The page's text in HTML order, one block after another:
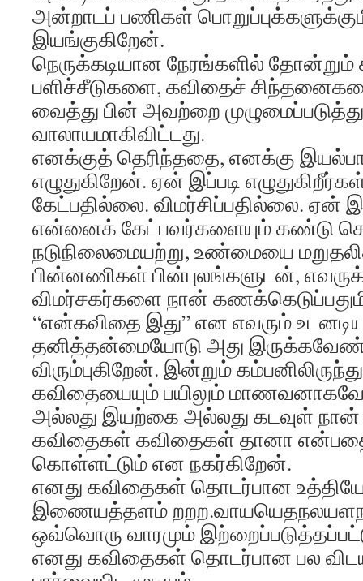
அன்றாடப் பணிகள்
இயங்குகிறேன்.
நெருக்கடியான நேரங்களில்
பளிச்சீடுகளை, கவிதைச்
வைத்து பின் அவற்றை
வாலாயமாகிவிட்டது.
எனக்குத் தெரிந்ததை, எனக்கு
எழுதுகிறேன். ஏன் இப்படி
கேட்பதில்லை. விமர்சிப்பதில்லை. ஏன்
என்னைக் கேட்பவர்களையும் கண்டு
நடுநிலைமையற்று, உண்மையை
பின்னணிகள் பின்புலங்களுடன்,
விமர்சகர்களை நான்
“என்கவிதை இது” என எவரும்
தனித்தன்மையோடு அது
விரும்புகிறேன். இன்றும்
கவிதையையும் பயிலும்
அல்லது இயற்கை அல்லது கடவுள்
கவிதைகள் கவிதைகள் தானா என்பதை
கொள்ளட்டும் என நகர்கிறேன்.
எனது கவிதைகள் தொடர்பான
இணையத்தளம்
ஒவ்வொரு வாரமும்
எனது கவிதைகள் தொடர்பான பல